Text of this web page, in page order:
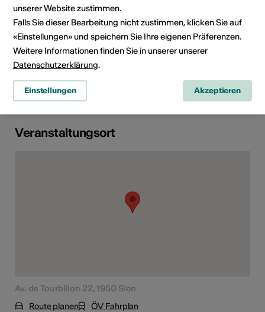
Rubrik
Art der Veranstaltung
Konzert
Veranstaltungsort
Av. de Tourbillon 22, 1950 Sion
Route planen
ÖV Fahrplan
unserer Website zustimmen.
Falls Sie dieser Bearbeitung nicht zustimmen, klicken Sie auf
«Einstellungen» und speichern Sie Ihre eigenen Präferenzen.
Weitere Informationen finden Sie in unserer unserer
Datenschutzerklärung.
Einstellungen Akzeptieren